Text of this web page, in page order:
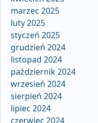
marzec 2025
luty 2025
styczeń 2025
grudzień 2024
listopad 2024
październik 2024
wrzesień 2024
sierpień 2024
lipiec 2024
czerwiec 2024